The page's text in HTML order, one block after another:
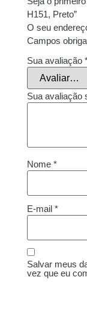
H151, Preto”
O seu
Campos
Sua avaliação
Sua avaliação
Nome *
E-mail *
Salvar meus
vez que eu